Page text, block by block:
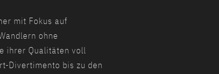
mit Fokus auf
ohne
ihrer Qualitäten voll
Divertimento bis zu den